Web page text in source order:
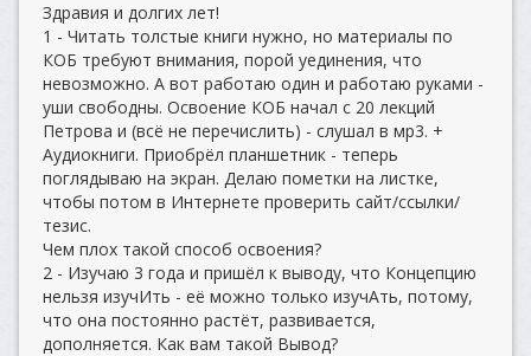
Здравия и долгих лет!
1 - Читать толстые книги нужно, но материалы по
КОБ требуют внимания, порой уединения, что
невозможно. А вот работаю один и работаю руками -
уши свободны. Освоение КОБ начал с 20 лекций
Петрова и (всё не перечислить) - слушал в мр3. +
Аудиокниги. Приобрёл планшетник - теперь
поглядываю на экран. Делаю пометки на листке,
чтобы потом в Интернете проверить сайт/ссылки/
тезис.
Чем плох такой способ освоения?
2 - Изучаю 3 года и пришёл к выводу, что Концепцию
нельзя изучИть - её можно только изучАть, потому,
что она постоянно растёт, развивается,
дополняется. Как вам такой Вывод?